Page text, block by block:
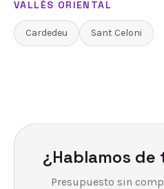
VALLÈS ORIENTAL
Cardedeu Sant Celoni
¿Hablamos
Presupuesto sin